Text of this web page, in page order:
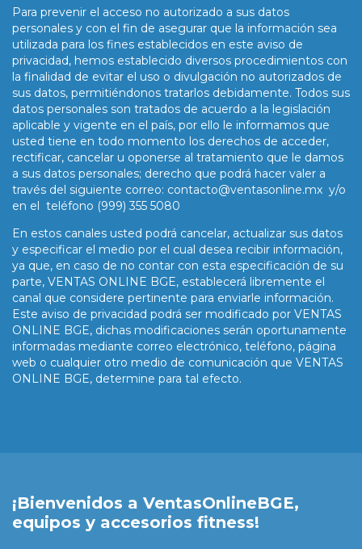
Para prevenir el acceso no autorizado a sus datos
personales y con el fin de asegurar que la información sea
utilizada para los fines establecidos en este aviso de
privacidad, hemos establecido diversos procedimientos con
la finalidad de evitar el uso o divulgación no autorizados de
sus datos, permitiéndonos tratarlos debidamente. Todos sus
datos personales son tratados de acuerdo a la legislación
aplicable y vigente en el país, por ello le informamos que
usted tiene en todo momento los derechos de acceder,
rectificar, cancelar u oponerse al tratamiento que le damos
a sus datos personales; derecho que podrá hacer valer a
través del siguiente correo: contacto@ventasonline.mx y/o
en el teléfono (999) 355 5080
En estos canales usted podrá cancelar, actualizar sus datos
y especificar el medio por el cual desea recibir información,
ya que, en caso de no contar con esta especificación de su
parte, VENTAS ONLINE BGE, establecerá libremente el
canal que considere pertinente para enviarle información.
Este aviso de privacidad podrá ser modificado por VENTAS
ONLINE BGE, dichas modificaciones serán oportunamente
informadas mediante correo electrónico, teléfono, página
web o cualquier otro medio de comunicación que VENTAS
ONLINE BGE, determine para tal efecto.
¡Bienvenidos a VentasOnlineBGE,
equipos y accesorios fitness!